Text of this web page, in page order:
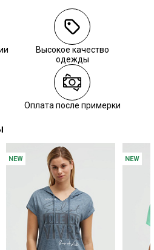
СДЭК
выдачи СДЭК
Высокое качество
одежды
Оплата после примерки
NEW NEW